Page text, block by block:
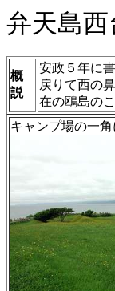
弁天島西
概
説
安政５年に
戻りて西の
在の鴎島のこ
キャンプ場の一